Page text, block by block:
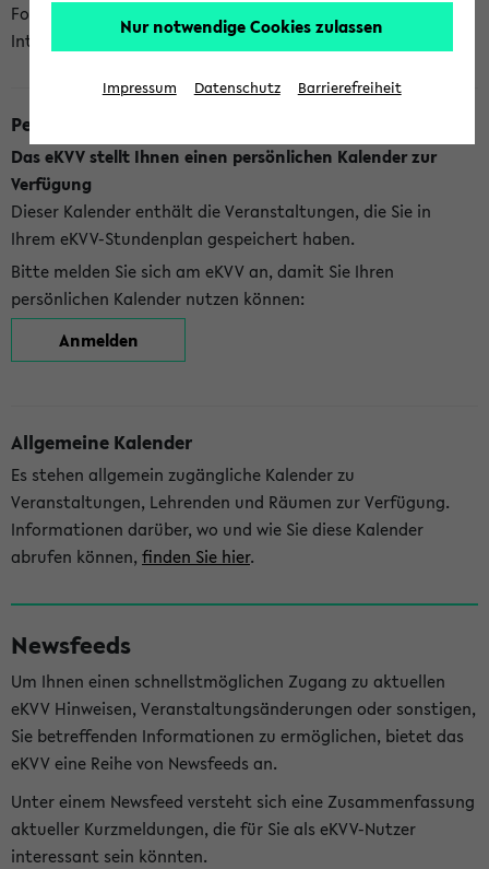
Folgende Kalender bietet Ihnen das eKVV derzeit zur
Integration an:
Persönlicher Kalender
Das eKVV stellt Ihnen einen persönlichen Kalender zur
Verfügung
Dieser Kalender enthält die Veranstaltungen, die Sie in
Ihrem eKVV-Stundenplan gespeichert haben.
Bitte melden Sie sich am eKVV an, damit Sie Ihren
persönlichen Kalender nutzen können:
Anmelden
Allgemeine Kalender
Es stehen allgemein zugängliche Kalender zu
Veranstaltungen, Lehrenden und Räumen zur Verfügung.
Informationen darüber, wo und wie Sie diese Kalender
abrufen können, finden Sie hier.
Newsfeeds
Um Ihnen einen schnellstmöglichen Zugang zu aktuellen
eKVV Hinweisen, Veranstaltungsänderungen oder sonstigen,
Sie betreffenden Informationen zu ermöglichen, bietet das
eKVV eine Reihe von Newsfeeds an.
Unter einem Newsfeed versteht sich eine Zusammenfassung
aktueller Kurzmeldungen, die für Sie als eKVV-Nutzer
interessant sein könnten.
Nur notwendige Cookies zulassen
Impressum Datenschutz Barrierefreiheit